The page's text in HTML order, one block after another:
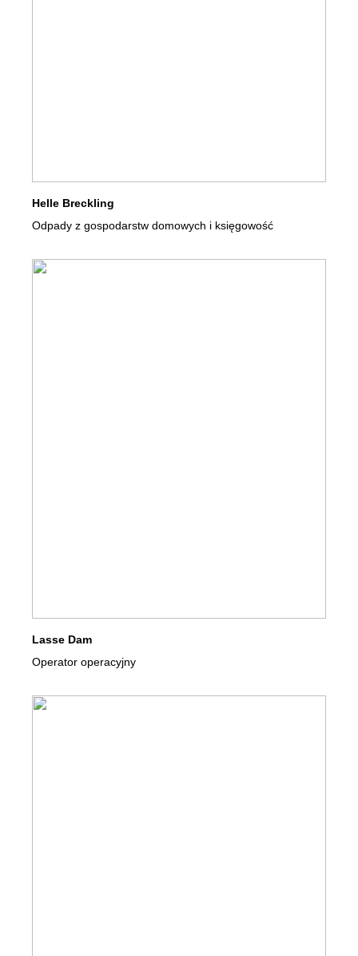
Helle Breckling
Odpady z gospodarstw domowych i księgowość
Lasse Dam
Operator operacyjny